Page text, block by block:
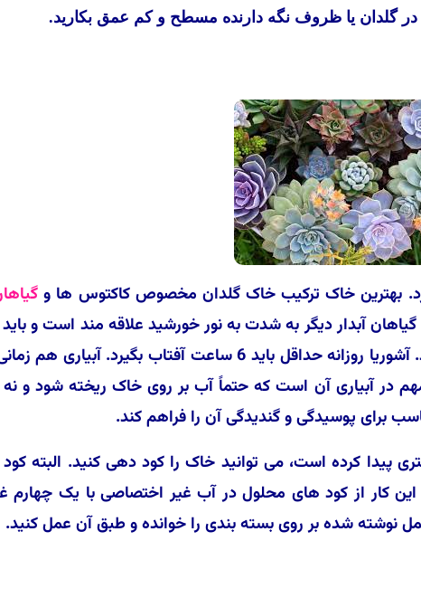
در گلدان یا ظروف نگه دارنده مسطح و کم عمق بکارید.
دارد. بهترین خاک ترکیب خاک گلدان مخصوص کاکتوس ها و
آبدار دیگر به شدت به نور خورشید علاقه مند است و باید
در طول روز در مقابل نور مستقیم خورشید قرار داد. آشوریا روزانه حداقل باید 6 ساعت آفتاب بگیرد.
در آبیاری آن است که حتماً آب بر روی خاک ریخته شود و نه
برای پوسیدگی و گندیدگی آن را فراهم کند.
پیدا کرده است، می توانید خاک را کود دهی کنید. البته
شود. برای این کار از کود های محلول در آب غیر اختصاصی با یک
نوشته شده بر روی بسته بندی را خوانده و طبق آن عمل کنید.